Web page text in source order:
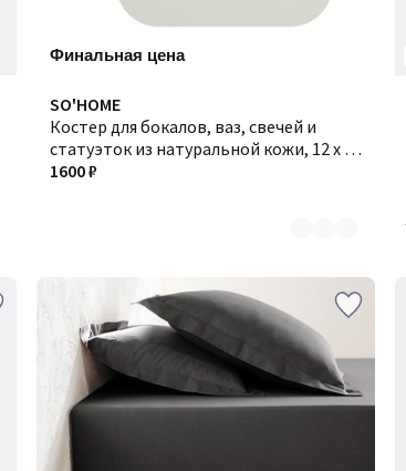
Финальная цена
SO'HOME
Костер для бокалов, ваз, свечей и
статуэток из натуральной кожи, 12 х 12
см
1600 ₽
Количество
цветов:
4